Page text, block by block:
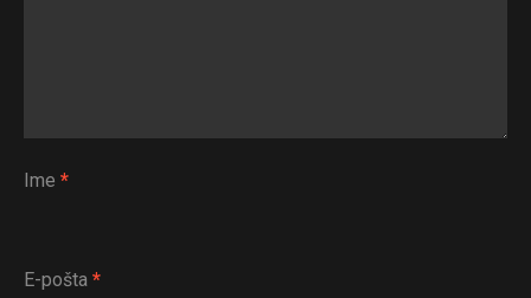
Ime *
E-pošta *